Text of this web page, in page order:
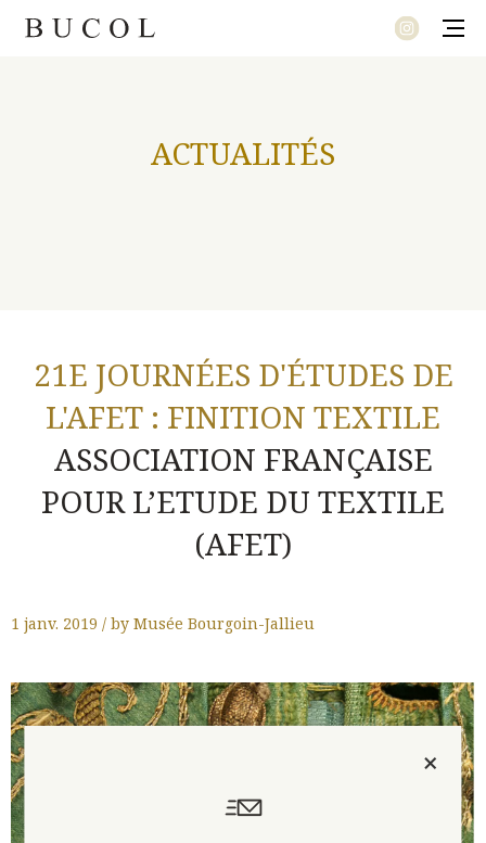
LE SOUFFLE DU TEMPS
ACTUALITÉS
21E JOURNÉES D'ÉTUDES DE
L'AFET : FINITION TEXTILE
ASSOCIATION FRANÇAISE
POUR L’ETUDE DU TEXTILE
(AFET)
1 janv. 2019 / by Musée Bourgoin-Jallieu
×